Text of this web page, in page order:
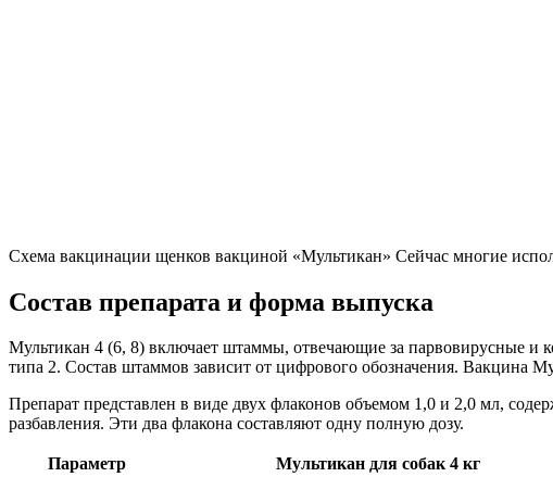
Схема вакцинации щенков вакциной «Мультикан» Сейчас многие
Состав препарата и форма выпуска
Мультикан 4 (6, 8) включает штаммы, отвечающие за парвовирусные и
типа 2. Состав штаммов зависит от цифрового обозначения. Вакцина
Препарат представлен в виде двух флаконов объемом 1,0 и 2,0 мл,
разбавления. Эти два флакона составляют одну полную дозу.
Параметр Мультикан для собак 4 кг